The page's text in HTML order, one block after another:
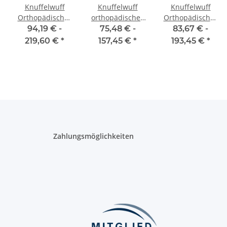
Knuffelwuff
Orthopädisches
Hundebett aus
Laser
94,19 € -
219,60 € *
Knuffelwuff
orthopädisches
Hundebett
Oliver aus
75,48 € -
157,45 € *
Knuffelwuff
Orthopädisches
Hundebett Leon
83,67 € -
193,45 € *
Zahlungsmöglichkeiten